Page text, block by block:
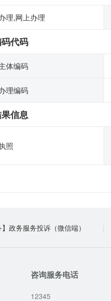
理,网上办理
代码
体编码
理编码
信息
照
】政务服务投诉（微信端）
咨询服务电话
12345